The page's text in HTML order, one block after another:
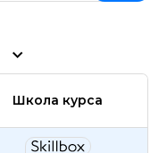
Школа курса